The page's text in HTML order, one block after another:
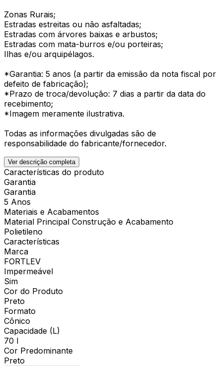
Zonas Rurais;
Estradas estreitas ou não asfaltadas;
Estradas com árvores baixas e arbustos;
Estradas com mata-burros e/ou porteiras;
Ilhas e/ou arquipélagos.
*Garantia: 5 anos (a partir da emissão da nota fiscal por
defeito de fabricação);
*Prazo de troca/devolução: 7 dias a partir da data do
recebimento;
*Imagem meramente ilustrativa.
Todas as informações divulgadas são de
responsabilidade do fabricante/fornecedor.
Ver descrição completa
Características do produto
Garantia
Garantia
5 Anos
Materiais e Acabamentos
Material Principal Construção e Acabamento
Polietileno
Características
Marca
FORTLEV
Impermeável
Sim
Cor do Produto
Preto
Formato
Cônico
Capacidade (L)
70 l
Cor Predominante
Preto